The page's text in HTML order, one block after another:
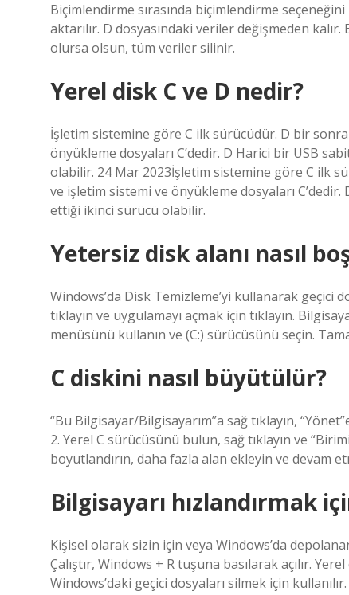
Biçimlendirme sırasında biçimlendirme
aktarılır. D dosyasındaki veriler değişmeden
olursa olsun, tüm veriler silinir.
Yerel disk C ve D nedir?
İşletim sistemine göre C ilk sürücüdür. D bir
önyükleme dosyaları C’dedir. D Harici bir USB
olabilir. 24 Mar 2023İşletim sistemine göre C ilk
ve işletim sistemi ve önyükleme dosyaları
ettiği ikinci sürücü olabilir.
Yetersiz disk alanı nasıl
Windows’da Disk Temizleme’yi kullanarak geçici
tıklayın ve uygulamayı açmak için tıklayın.
menüsünü kullanın ve (C:) sürücüsünü seçin.
C diskini nasıl büyütülür?
“Bu Bilgisayar/Bilgisayarım”a sağ tıklayın,
2. Yerel C sürücüsünü bulun, sağ tıklayın ve
boyutlandırın, daha fazla alan ekleyin ve devam
Bilgisayarı hızlandırmak
Kişisel olarak sizin için veya Windows’da
Çalıştır, Windows + R tuşuna basılarak açılır.
Windows’daki geçici dosyaları silmek için kullanılır.